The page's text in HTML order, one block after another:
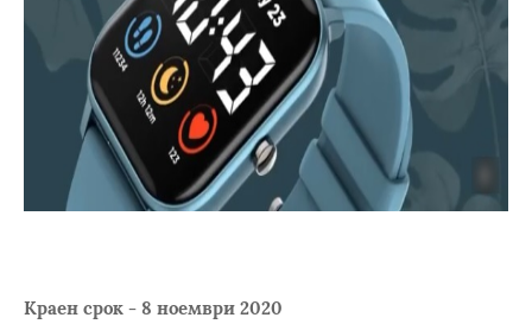
Краен срок - 8 ноември 2020